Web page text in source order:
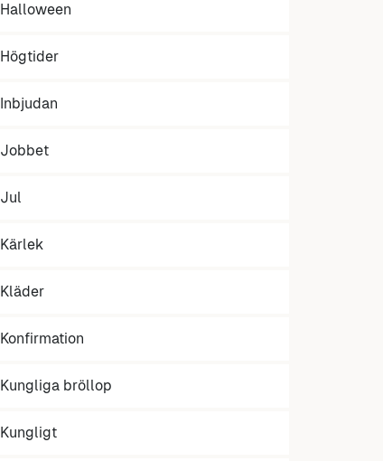
Halloween
Högtider
Inbjudan
Jobbet
Jul
Kärlek
Kläder
Konfirmation
Kungliga bröllop
Kungligt